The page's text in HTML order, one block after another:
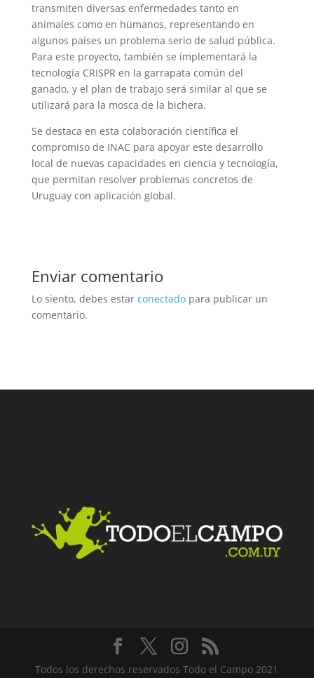
transmiten diversas enfermedades tanto en
animales como en humanos, representando en
algunos países un problema serio de salud pública.
Para este proyecto, también se implementará la
tecnología CRISPR en la garrapata común del
ganado, y el plan de trabajo será similar al que se
utilizará para la mosca de la bichera.
Se destaca en esta colaboración científica el
compromiso de INAC para apoyar este desarrollo
local de nuevas capacidades en ciencia y tecnología,
que permitan resolver problemas concretos de
Uruguay con aplicación global.
Enviar comentario
Lo siento, debes estar conectadopara publicar un
comentario.
Todos los derechos reservados Todo el Campo 2021
Facebook